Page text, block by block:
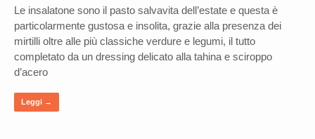
Le insalatone sono il pasto salvavita dell’estate e questa è
particolarmente gustosa e insolita, grazie alla presenza dei
mirtilli oltre alle più classiche verdure e legumi, il tutto
completato da un dressing delicato alla tahina e sciroppo
d’acero
Leggi →